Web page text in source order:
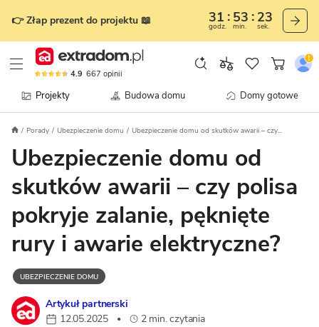
👉 Złap prezent do projektu 📖 31
godz.
53
min.
23
sek.
4.9 667 opinii
Projekty Budowa domu Domy gotowe
Porady Ubezpieczenie domu Ubezpieczenie domu od skutków awarii – czy...
Ubezpieczenie domu od
skutków awarii – czy polisa
pokryje zalanie, pęknięte
rury i awarie elektryczne?
UBEZPIECZENIE DOMU
Artykuł partnerski
12.05.2025
• 2 min. czytania